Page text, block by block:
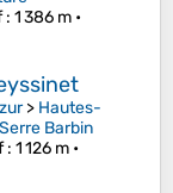
: 1 386 m •
> Hautes-
Barbin
: 1 126 m •